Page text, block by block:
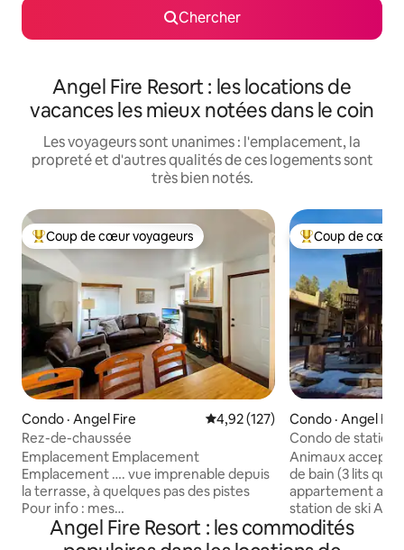
Chercher
Angel Fire Resort : les locations de
vacances les mieux notées dans le coin
Les voyageurs sont unanimes : l'emplacement, la
propreté et d'autres qualités de ces logements sont
très bien notés.
Coup de cœur voyageurs parmi les plus aimés
Coup de cœur voyageurs
Condo · Angel Fire Note moyenne de 4,92 sur 5,
4,92 (127)
Rez-de-chaussée
Emplacement Emplacement
Emplacement …. vue imprenable depuis
la terrasse, à quelques pas des pistes
Pour info : mes
voyageurs/commentaires m'ont dit que
mon lit est trop haut. Je ne sais pas ce
Coup de cœur
Coup de cœur
Condo · Angel Fire
Condo de station
animaux de
Animaux
de bain (3 lits
appartement au
station de ski
marche des
des magasins
Angel Fire Resort : les commodités